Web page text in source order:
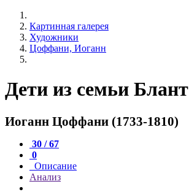
Картинная галерея
Художники
Цоффани, Иоганн
Дети из семьи Блант
Иоганн Цоффани (1733-1810)
30 / 67
0
Описание
Анализ